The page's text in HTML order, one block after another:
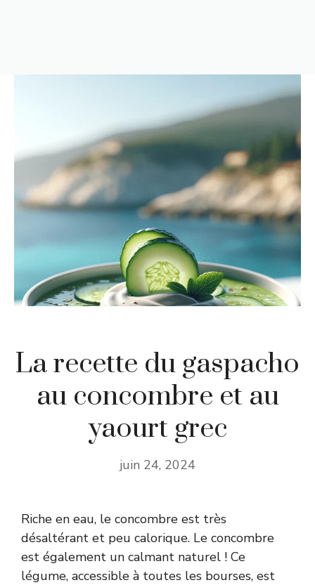
La recette du gaspacho
au concombre et au
yaourt grec
juin 24, 2024
Riche en eau, le concombre est très
désaltérant et peu calorique. Le concombre
est également un calmant naturel ! Ce
légume, accessible à toutes les bourses, est